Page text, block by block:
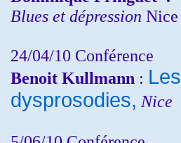
Blues et dépression Nice
24/04/10 Conférence
Benoit Kullmann : Les
dysprosodies, Nice